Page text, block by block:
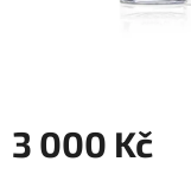
3 000 Kč